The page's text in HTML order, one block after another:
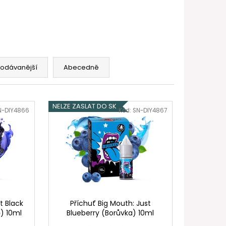
Abecedně
Black
10ml
DIY4866 NELZE ZASLAT DO SK
Příchuť Big Mouth: Just
Blueberry (Borůvka) 10ml
Kód: SN-DIY4867